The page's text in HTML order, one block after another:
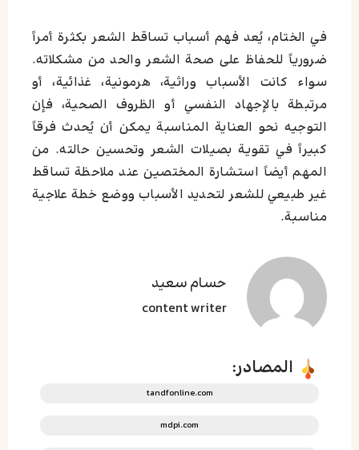
في الختام، يُعد فهم أسباب تساقط الشعر بكثرة أمراً
ضرورياً للحفاظ على صحة الشعر والحد من مشكلاته.
سواء كانت الأسباب وراثية، هرمونية، غذائية، أو
مرتبطة بالإجهاد النفسي أو الظروف الصحية، فإن
التوجيه نحو العناية المناسبة يمكن أن يُحدث فرقاً
كبيراً في تقوية بصيلات الشعر وتحسين حالته. من
المهم أيضاً استشارة المختصين عند ملاحظة تساقط
غير طبيعي للشعر لتحديد الأسباب ووضع خطة علاجية
مناسبة.
حسام سعید
content writer
المصادر:
tandfonline.com
mdpi.com